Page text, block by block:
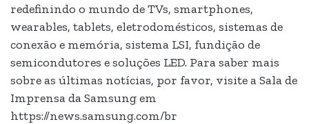
redefinindo o mundo de TVs, smartphones,
wearables, tablets, eletrodomésticos, sistemas de
conexão e memória, sistema LSI, fundição de
semicondutores e soluções LED. Para saber mais
sobre as últimas notícias, por favor, visite a Sala de
Imprensa da Samsung em
https://news.samsung.com/br